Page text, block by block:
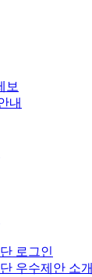
보
내
로그인
우수제안 소개